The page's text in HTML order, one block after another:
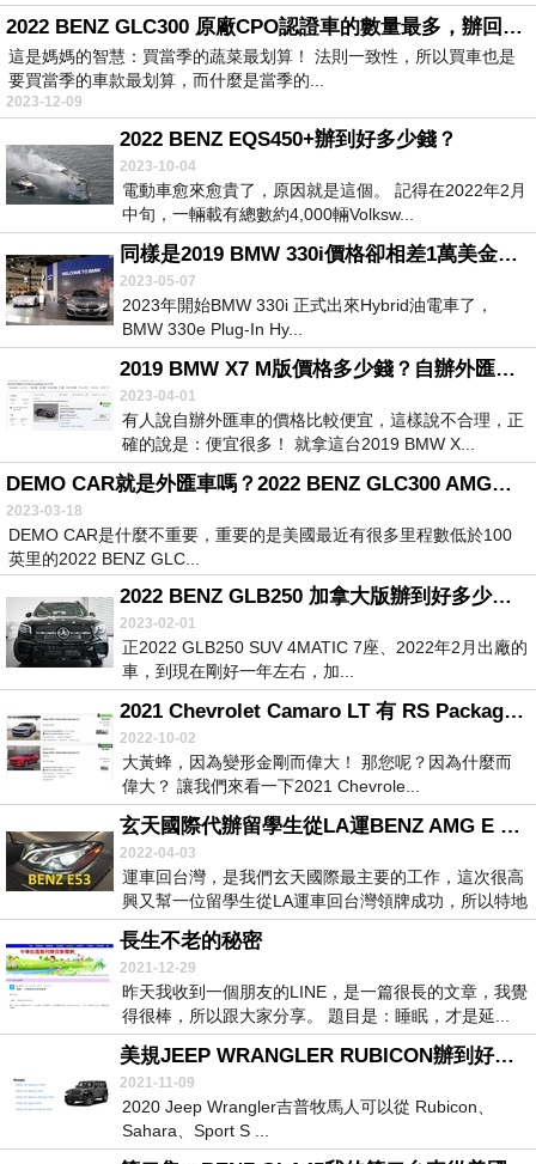
2022 BENZ GLC300 原廠CPO認證車的數量最多，辦回來台灣的價格也最划算！
這是媽媽的智慧：買當季的蔬菜最划算！ 法則一致性，所以買車也是
要買當季的車款最划算，而什麼是當季的...
2023-12-09
2022 BENZ EQS450+辦到好多少錢？
2023-10-04
電動車愈來愈貴了，原因就是這個。 記得在2022年2月
中旬，一輛載有總數約4,000輛Volksw...
同樣是2019 BMW 330i價格卻相差1萬美金的原因出現了！
2023-05-07
2023年開始BMW 330i 正式出來Hybrid油電車了，
BMW 330e Plug-In Hy...
2019 BMW X7 M版價格多少錢？自辦外匯車划算嗎？
2023-04-01
有人說自辦外匯車的價格比較便宜，這樣說不合理，正
確的說是：便宜很多！ 就拿這台2019 BMW X...
DEMO CAR就是外匯車嗎？2022 BENZ GLC300 AMG版本價格
2023-03-18
DEMO CAR是什麼不重要，重要的是美國最近有很多里程數低於100
英里的2022 BENZ GLC...
2022 BENZ GLB250 加拿大版辦到好多少錢？
2023-02-01
正2022 GLB250 SUV 4MATIC 7座、2022年2月出廠的
車，到現在剛好一年左右，加...
2021 Chevrolet Camaro LT 有 RS Package價格多少錢？
2022-10-02
大黃蜂，因為變形金剛而偉大！ 那您呢？因為什麼而
偉大？ 讓我們來看一下2021 Chevrole...
玄天國際代辦留學生從LA運BENZ AMG E 53回台灣領牌成功
2022-04-03
運車回台灣，是我們玄天國際最主要的工作，這次很高
興又幫一位留學生從LA運車回台灣領牌成功，所以特地
再...
長生不老的秘密
2021-12-29
昨天我收到一個朋友的LINE，是一篇很長的文章，我覺
得很棒，所以跟大家分享。 題目是：睡眠，才是延...
美規JEEP WRANGLER RUBICON辦到好多少錢？
2021-11-09
2020 Jeep Wrangler吉普牧馬人可以從 Rubicon、
Sahara、Sport S ...